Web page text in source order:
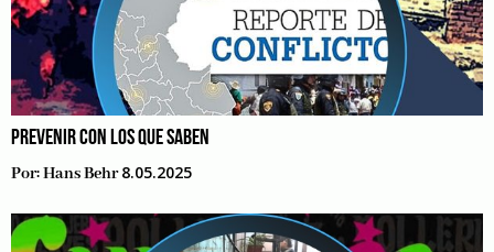
PREVENIR CON LOS QUE SABEN
Por:Hans Behr 8.05.2025